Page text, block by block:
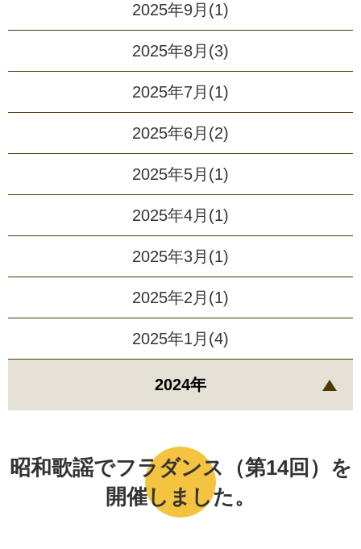
昭和歌謡でフラダンス（第14回）を
開催しました。
2025年9月(1)
2025年8月(3)
2025年7月(1)
2025年6月(2)
2025年5月(1)
2025年4月(1)
2025年3月(1)
2025年2月(1)
2025年1月(4)
2024年